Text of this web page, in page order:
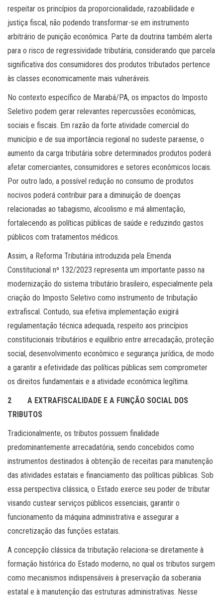
respeitar os princípios da proporcionalidade, razoabilidade e
justiça fiscal, não podendo transformar-se em instrumento
arbitrário de punição econômica. Parte da doutrina também alerta
para o risco de regressividade tributária, considerando que parcela
significativa dos consumidores dos produtos tributados pertence
às classes economicamente mais vulneráveis.
No contexto específico de Marabá/PA, os impactos do Imposto
Seletivo podem gerar relevantes repercussões econômicas,
sociais e fiscais. Em razão da forte atividade comercial do
município e de sua importância regional no sudeste paraense, o
aumento da carga tributária sobre determinados produtos poderá
afetar comerciantes, consumidores e setores econômicos locais.
Por outro lado, a possível redução no consumo de produtos
nocivos poderá contribuir para a diminuição de doenças
relacionadas ao tabagismo, alcoolismo e má alimentação,
fortalecendo as políticas públicas de saúde e reduzindo gastos
públicos com tratamentos médicos.
Assim, a Reforma Tributária introduzida pela Emenda
Constitucional nº 132/2023 representa um importante passo na
modernização do sistema tributário brasileiro, especialmente pela
criação do Imposto Seletivo como instrumento de tributação
extrafiscal. Contudo, sua efetiva implementação exigirá
regulamentação técnica adequada, respeito aos princípios
constitucionais tributários e equilíbrio entre arrecadação, proteção
social, desenvolvimento econômico e segurança jurídica, de modo
a garantir a efetividade das políticas públicas sem comprometer
os direitos fundamentais e a atividade econômica legítima.
2 A EXTRAFISCALIDADE E A FUNÇÃO SOCIAL DOS
TRIBUTOS
Tradicionalmente, os tributos possuem finalidade
predominantemente arrecadatória, sendo concebidos como
instrumentos destinados à obtenção de receitas para manutenção
das atividades estatais e financiamento das políticas públicas. Sob
essa perspectiva clássica, o Estado exerce seu poder de tributar
visando custear serviços públicos essenciais, garantir o
funcionamento da máquina administrativa e assegurar a
concretização das funções estatais.
A concepção clássica da tributação relaciona-se diretamente à
formação histórica do Estado moderno, no qual os tributos surgem
como mecanismos indispensáveis à preservação da soberania
estatal e à manutenção das estruturas administrativas. Nesse